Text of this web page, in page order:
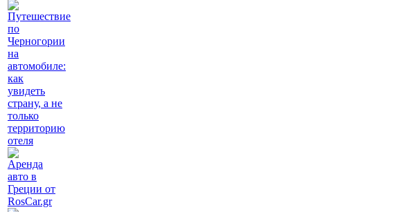
Путешествие
по
Черногории
на
автомобиле:
как
увидеть
страну, а не
только
территорию
отеля
Аренда
авто в
Греции от
RosCar.gr